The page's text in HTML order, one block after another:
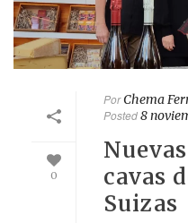
0
PorChema
Posted8
cavas
Suizas